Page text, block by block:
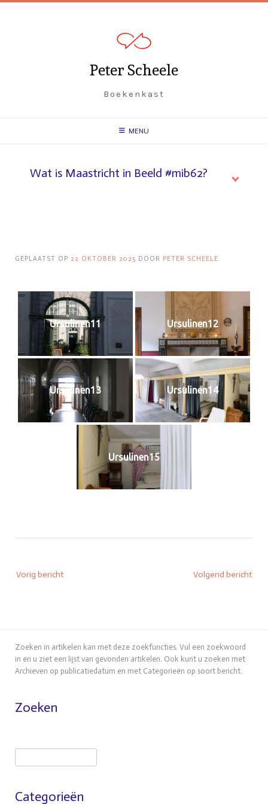
Spring
Peter Scheele
Boekenkast
MENU
Wat is Maastricht in Beeld #mib62?
GEPLAATST OP 22 OKTOBER 2025 DOOR PETER SCHEELE
Ursulinen11 Ursulinen12
Ursulinen13 Ursulinen14
Ursulinen15
navigatie
Vorig bericht Volgend bericht
Zoeken in artikelen kan met deze zoekfuncties. Vul een zoekwoord
in en u ziet een lijst van gevonden artikelen. Ook kunt u zoeken met
Archieven op publicatiedatum en met Categorieën op soort bericht.
Zoeken
Categorieën